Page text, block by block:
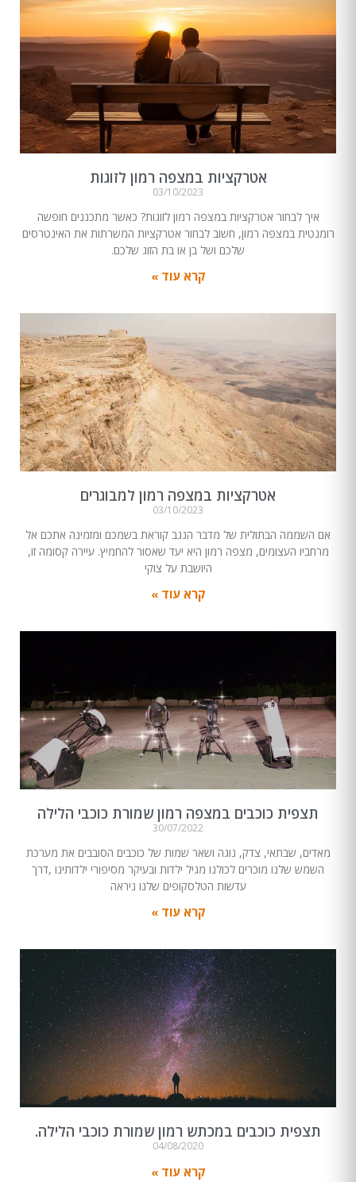
אטרקציות במצפה רמון לזוגות
03/10/2023
איך לבחור אטרקציות במצפה רמון לזוגות? כאשר מתכננים חופשה
רומנטית במצפה רמון, חשוב לבחור אטרקציות המשרתות את האינטרסים
שלכם ושל בן או בת הזוג שלכם.
קרא עוד »
אטרקציות במצפה רמון למבוגרים
03/10/2023
אם השממה הבתולית של מדבר הנגב קוראת בשמכם ומזמינה אתכם אל
מרחביו העצומים, מצפה רמון היא יעד שאסור להחמיץ. עיירה קסומה זו,
היושבת על צוקי
קרא עוד »
תצפית כוכבים במצפה רמון שמורת כוכבי הלילה
30/07/2022
מאדים, שבתאי, צדק, נוגה ושאר שמות של כוכבים הסובבים את מערכת
השמש שלנו מוכרים לכולנו מגיל ילדות ובעיקר מסיפורי ילדותינו ,דרך
עדשות הטלסקופים שלנו ניראה
קרא עוד »
תצפית כוכבים במכתש רמון שמורת כוכבי הלילה.
04/08/2020
קרא עוד »